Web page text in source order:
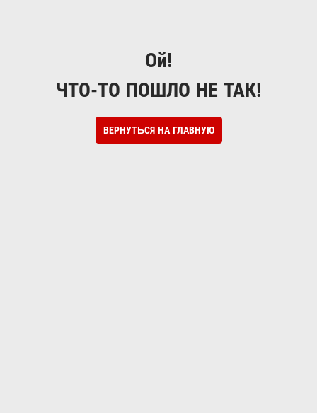
Ой!
ЧТО-ТО ПОШЛО НЕ ТАК!
ВЕРНУТЬСЯ НА ГЛАВНУЮ